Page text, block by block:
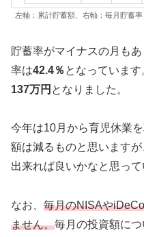
左軸：累計貯蓄額、右軸：毎月貯蓄率
貯蓄率がマイナスの月も
率は42.4％ となっていま
137万円 となりました。
今年は10月から育児休業
額は減るものと思います
出来れば良いかなと思って
なお、 毎月のNISAや
ません。毎月の投資額に